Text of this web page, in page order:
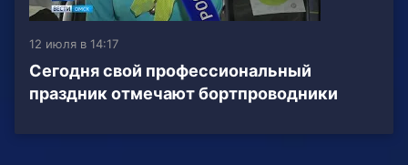
12 июля в 14:17
Сегодня свой профессиональный
праздник отмечают бортпроводники